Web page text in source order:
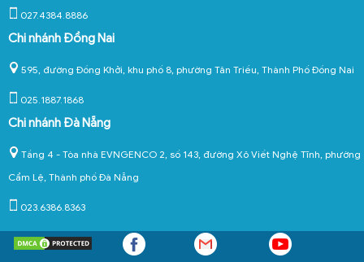
027.4384.8886
Chi nhánh Đồng Nai
595, đường Đồng Khởi, khu phố 8, phường Tân Triều, Thành Phố Đồng Nai
025.1887.1868
Chi nhánh Đà Nẵng
Tầng 4 - Tòa nhà EVNGENCO 2, số 143, đường Xô Viết Nghệ Tĩnh, phường
Cẩm Lệ, Thành phố Đà Nẵng
023.6386.8363